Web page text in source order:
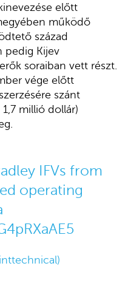
előtt
működő
század
pedig Kijev
soraiban vett részt.
vége előtt
szánt
millió dollár)
IFVs from
operating